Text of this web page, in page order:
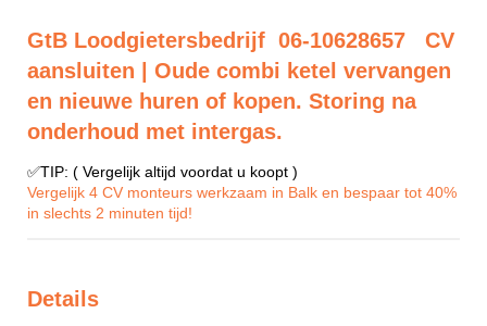
GtB Loodgietersbedrijf 06-10628657 CV
aansluiten | Oude combi ketel vervangen
en nieuwe huren of kopen. Storing na
onderhoud met intergas.
✅TIP: ( Vergelijk altijd voordat u koopt )
Vergelijk 4 CV monteurs werkzaam in Balk en bespaar tot 40%
in slechts 2 minuten tijd!
Details